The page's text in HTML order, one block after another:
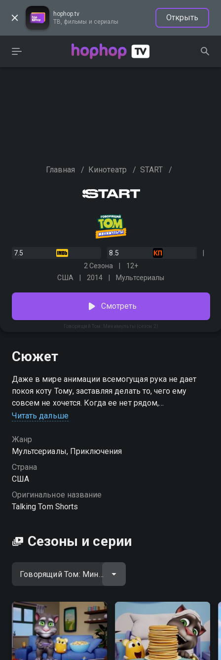
hophop.tv
ТВ, фильмы и сериалы
Открыть
Главная / Кинотеатр / START /
7.5
8.5
2 Сезона
12+
США
2014 Мультсериалы
Говорящий Том: Минимульты (сезон 2)
Смотреть
Сюжет
Даже в мире анимации всемогущая рука не дает
покоя коту Тому, заставляя делать то, чего ему
совсем не хочется. Когда ее нет рядом,
очаровательный серый питомец попадает в
отдыхе, в далеких странствиях Том и его верные
друзья Анджела и Хэнк найдут повод для веселья.
Посмотреть онлайн 2 сезон сериала Говорящий Том:
хорошем HD качестве на hophop.tv
Читать дальше
Жанр
Мультсериалы, Приключения
Страна
США
Оригинальное название
Talking Tom Shorts
Сезоны и серии